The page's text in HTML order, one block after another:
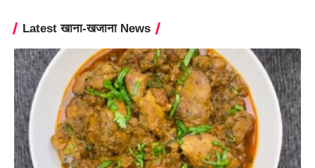
Latest खाना-खजाना News